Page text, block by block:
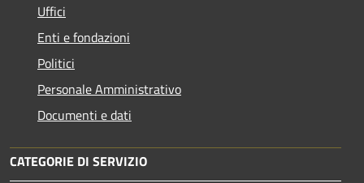
Uffici
Enti e fondazioni
Politici
Personale Amministrativo
Documenti e dati
CATEGORIE DI SERVIZIO